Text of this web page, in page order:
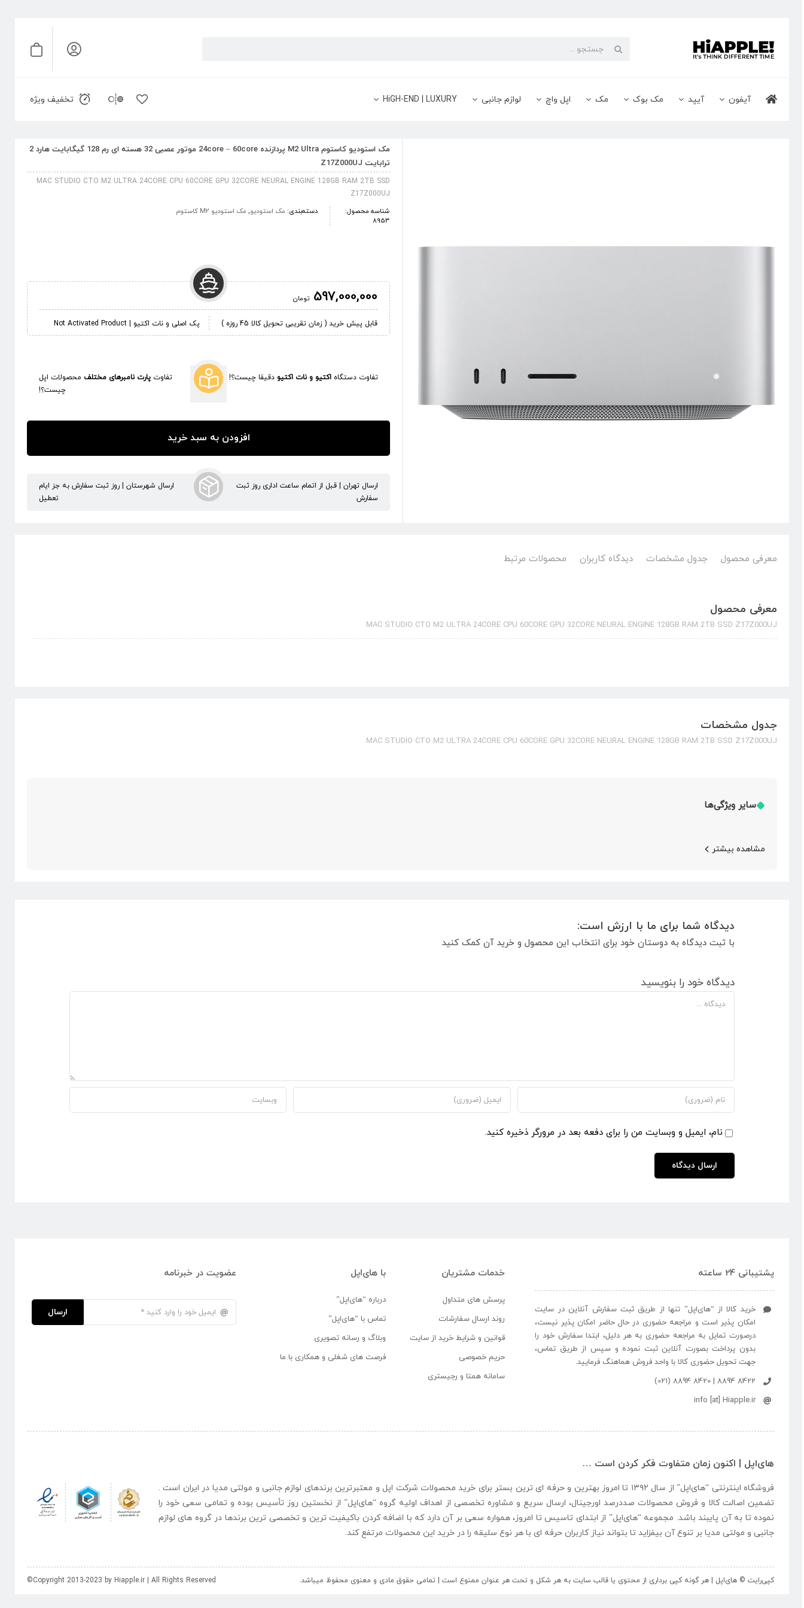
content
جستجو
آیفون آیپد مک بوک مک اپل واچ لوازم جانبی HiGH-END | LUXURY تخفیف ویژه
مک استودیو کاستوم M2 Ultra پردازنده 24core – 60core موتور عصبی 32 هسته ای رم 128 گیگابایت هارد 2
ترابایت Z17Z000UJ
MAC STUDIO CTO M2 ULTRA 24CORE CPU 60CORE GPU 32CORE NEURAL ENGINE 128GB RAM 2TB SSD
Z17Z000UJ
شناسه محصول:
8953
دسته‌بندی: مک استودیو, مک استودیو M2 کاستوم
597,000,000 تومان
قابل پیش خرید ( زمان تقریبی تحویل کالا 45 روزه ) پک اصلی و نات اکتیو | Not Activated Product
تفاوت دستگاه اکتیو و نات اکتیو دقیقا چیست؟! تفاوت پارت نامبرهای مختلف محصولات اپل
چیست؟!
افزودن به سبد خرید
ارسال تهران | قبل از اتمام ساعت اداری روز ثبت
سفارش
ارسال شهرستان | روز ثبت سفارش به جز ایام
تعطیل
معرفی محصول جدول مشخصات دیدگاه کاربران محصولات مرتبط
معرفی محصول
MAC STUDIO CTO M2 ULTRA 24CORE CPU 60CORE GPU 32CORE NEURAL ENGINE 128GB RAM 2TB SSD Z17Z000UJ
جدول مشخصات
MAC STUDIO CTO M2 ULTRA 24CORE CPU 60CORE GPU 32CORE NEURAL ENGINE 128GB RAM 2TB SSD Z17Z000UJ
سایر ویژگی‌ها
مشاهده بیشتر
دیدگاه شما برای ما با ارزش است:
با ثبت دیدگاه به دوستان خود برای انتخاب این محصول و خرید آن کمک کنید
دیدگاه خود را بنویسید
دیدگاه
نام، ایمیل و وبسایت من را برای دفعه بعد در مرورگر ذخیره کنید.
پشتیبانی 24 ساعته
خرید کالا از “های‌اپل” تنها از طریق ثبت سفارش آنلاین در سایت
امکان پذیر است و مراجعه حضوری در حال حاضر امکان پذیر نیست،
درصورت تمایل به مراجعه حضوری به هر دلیل، ابتدا سفارش خود را
بدون پرداخت بصورت آنلاین ثبت نموده و سپس از طریق تماس،
جهت تحویل حضوری کالا با واحد فروش هماهنگ فرمایید.
8422 8894 | 8420 8894 (021)
info [at] Hiapple.ir
خدمات مشتریان
پرسش های متداول
روند ارسال سفارشات
قوانین و شرایط خرید از سایت
حریم خصوصی
سامانه همتا و رجیستری
با های‌اپل
درباره “های‌اپل”
تماس با “های‌اپل”
وبلاگ و رسانه تصویری
فرصت های شغلی و همکاری با ما
عضویت در خبرنامه
ارسال
های‌اپل | اکنون زمان متفاوت فکر کردن است …
فروشگاه اینترنتی “های‌اپل
” از سال ۱۳۹۲ تا امروز بهترین و حرفه ای ترین بستر برای خرید محصولات شرکت اپل و معتبرترین برندهای لوازم جانبی و مولتی مدیا در ایران است .
تضمین اصالت کالا و فروش محصولات صددرصد اورجینال، ارسال سریع و مشاوره تخصصی از اهداف اولیه گروه “های‌اپل” از نخستین روز تأسیس بوده و تمامی سعی خود را
نموده تا به آن پایبند باشد. مجموعه “های‌اپل” از ابتدای تاسیس تا امروز، همواره سعی بر آن دارد که با اضافه کردن باکیفیت ترین و تخصصی ترین برندها در گروه های لوازم
جانبی و مولتی مدیا بر تنوع آن بیفزاید تا بتواند نیاز کاربران حرفه ای با هر نوع سلیقه را در خرید این محصولات مرتفع کند.
کپی‌رایت © های‌اپل | هر گونه کپی برداری از محتوی یا قالب سایت به هر شکل و تحت هر عنوان ممنوع است | تمامی حقوق مادی و معنوی محفوظ میباشد. ©Copyright 2013-2023 by Hiapple.ir | All Rights Reserved